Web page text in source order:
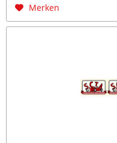
Merken